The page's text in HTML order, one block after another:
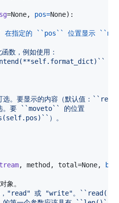
=None, pos=None):
指定的 ``pos`` 位置显示
数，例如使用：
而
。要显示的内容（默认值：
要 ``moveto`` 的位置
）。
, method, total=None,
象。
"read" 或 "write"。``read()``